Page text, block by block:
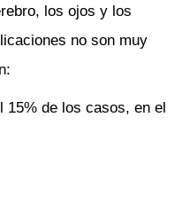
los ojos y los
no son muy
de los casos, en el